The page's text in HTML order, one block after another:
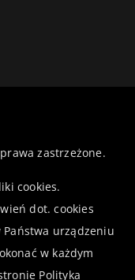
zastrzeżone.
cookies.
dot. cookies
Państwa urządzeniu
w każdym
Polityka